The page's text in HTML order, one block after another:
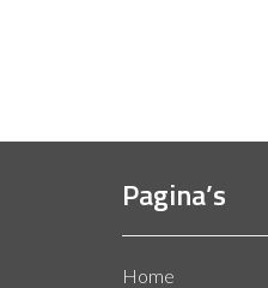
Pagina’s
Home